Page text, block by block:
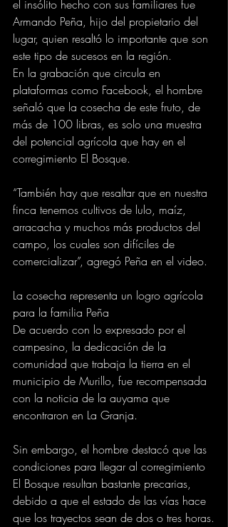
el insólito hecho con sus familiares fue
Armando Peña, hijo del propietario del
lugar, quien resaltó lo importante que son
este tipo de sucesos en la región.
En la grabación que circula en
plataformas como Facebook, el hombre
señaló que la cosecha de este fruto, de
más de 100 libras, es solo una muestra
del potencial agrícola que hay en el
corregimiento El Bosque.
“También hay que resaltar que en nuestra
finca tenemos cultivos de lulo, maíz,
arracacha y muchos más productos del
campo, los cuales son difíciles de
comercializar”, agregó Peña en el video.
La cosecha representa un logro agrícola
para la familia Peña
De acuerdo con lo expresado por el
campesino, la dedicación de la
comunidad que trabaja la tierra en el
municipio de Murillo, fue recompensada
con la noticia de la auyama que
encontraron en La Granja.
Sin embargo, el hombre destacó que las
condiciones para llegar al corregimiento
El Bosque resultan bastante precarias,
debido a que el estado de las vías hace
que los trayectos sean de dos o tres horas.